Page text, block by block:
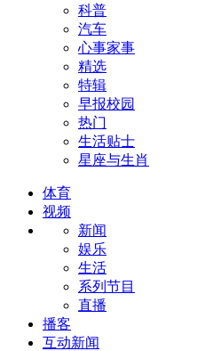
科普
汽车
心事家事
精选
特辑
早报校园
热门
生活贴士
星座与生肖
体育
视频
新闻
娱乐
生活
系列节目
直播
播客
互动新闻